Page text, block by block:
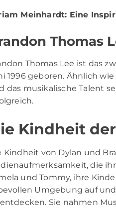
Meinhardt: Eine
Thomas
Thomas Lee ist das
1996 geboren. Ähnlich
das musikalische Talent
Kindheit
Kindheit von Dylan und
die
und Tommy, ihre
Umgebung auf
Sie nahmen